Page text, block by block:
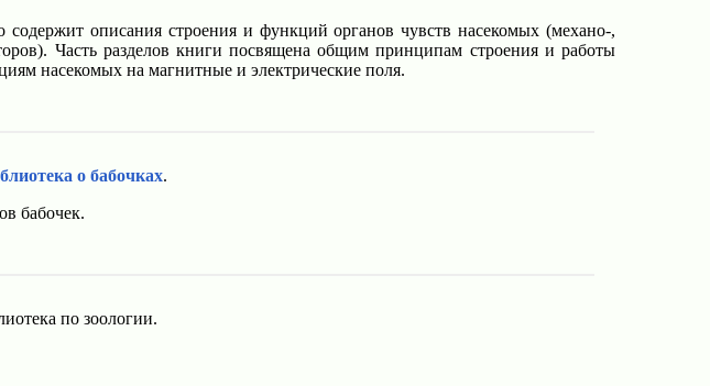
содержит описания строения и функций органов чувств насекомых (механо-,
Часть разделов книги посвящена общим принципам строения и работы
насекомых на магнитные и электрические поля.
о бабочках.
бабочек.
по зоологии.